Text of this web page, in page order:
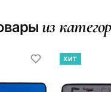
из
ХИТ